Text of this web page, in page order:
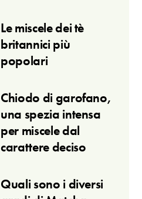
Le miscele dei tè
britannici più
popolari
Chiodo di garofano,
una spezia intensa
per miscele dal
carattere deciso
Quali sono i diversi